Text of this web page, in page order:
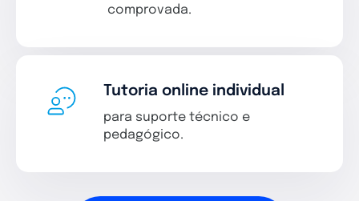
comprovada.
Tutoria online individual
para suporte técnico e
pedagógico.